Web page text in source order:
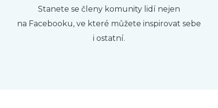
Stanete se členy komunity lidí nejen
na Facebooku, ve které můžete inspirovat sebe
i ostatní.